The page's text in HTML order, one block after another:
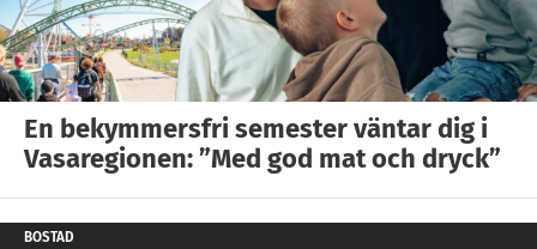
En bekymmersfri semester väntar dig i
Vasaregionen: ”Med god mat och dryck”
BOSTAD